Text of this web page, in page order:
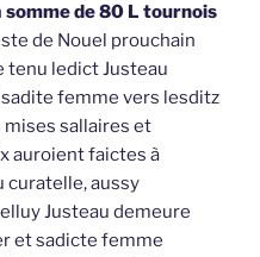
de 80 L tournois
de Nouel prouchain
tenu ledict Justeau
femme vers lesditz
sallaires et
auroient faictes à
curatelle, aussy
Justeau demeure
et sadicte femme